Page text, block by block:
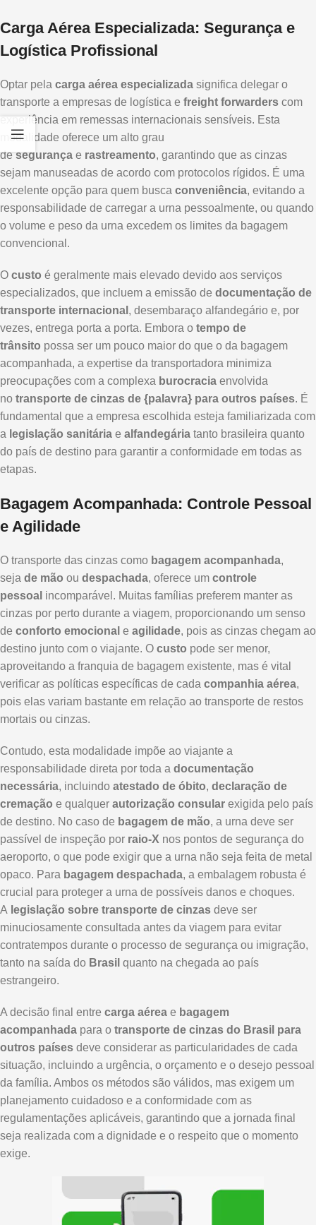
Carga Aérea Especializada: Segurança e
Logística Profissional
Optar pela carga aérea especializada significa delegar o
transporte a empresas de logística e freight forwarders com
experiência em remessas internacionais sensíveis. Esta
modalidade oferece um alto grau
desegurança e rastreamento, garantindo que as cinzas
sejam manuseadas de acordo com protocolos rígidos. É uma
excelente opção para quem busca conveniência, evitando a
responsabilidade de carregar a urna pessoalmente, ou quando
o volume e peso da urna excedem os limites da bagagem
convencional.
O custo é geralmente mais elevado devido aos serviços
especializados, que incluem a emissão de documentação de
transporte internacional , desembaraço alfandegário e, por
vezes, entrega porta a porta. Embora o tempo de
trânsito possa ser um pouco maior do que o da bagagem
acompanhada, a expertise da transportadora minimiza
preocupações com a complexa burocracia envolvida
no transporte de cinzas de {palavra} para outros países. É
fundamental que a empresa escolhida esteja familiarizada com
a legislação sanitária e alfandegária tanto brasileira quanto
do país de destino para garantir a conformidade em todas as
etapas.
Bagagem Acompanhada: Controle Pessoal
e Agilidade
O transporte das cinzas como bagagem acompanhada,
seja de mão ou despachada, oferece um controle
pessoal incomparável. Muitas famílias preferem manter as
cinzas por perto durante a viagem, proporcionando um senso
de conforto emocional e agilidade, pois as cinzas chegam ao
destino junto com o viajante. O custo pode ser menor,
aproveitando a franquia de bagagem existente, mas é vital
verificar as políticas específicas de cada companhia aérea,
pois elas variam bastante em relação ao transporte de restos
mortais ou cinzas.
Contudo, esta modalidade impõe ao viajante a
responsabilidade direta por toda a documentação
necessária, incluindo atestado de óbito, declaração de
cremação e qualquer autorização consular exigida pelo país
de destino. No caso de bagagem de mão, a urna deve ser
passível de inspeção por raio-X nos pontos de segurança do
aeroporto, o que pode exigir que a urna não seja feita de metal
opaco. Para bagagem despachada, a embalagem robusta é
crucial para proteger a urna de possíveis danos e choques.
A legislação sobre transporte de cinzas deve ser
minuciosamente consultada antes da viagem para evitar
contratempos durante o processo de segurança ou imigração,
tanto na saída do Brasil quanto na chegada ao país
estrangeiro.
A decisão final entre carga aérea e bagagem
acompanhada para o transporte de cinzas do Brasil para
outros países deve considerar as particularidades de cada
situação, incluindo a urgência, o orçamento e o desejo pessoal
da família. Ambos os métodos são válidos, mas exigem um
planejamento cuidadoso e a conformidade com as
regulamentações aplicáveis, garantindo que a jornada final
seja realizada com a dignidade e o respeito que o momento
exige.